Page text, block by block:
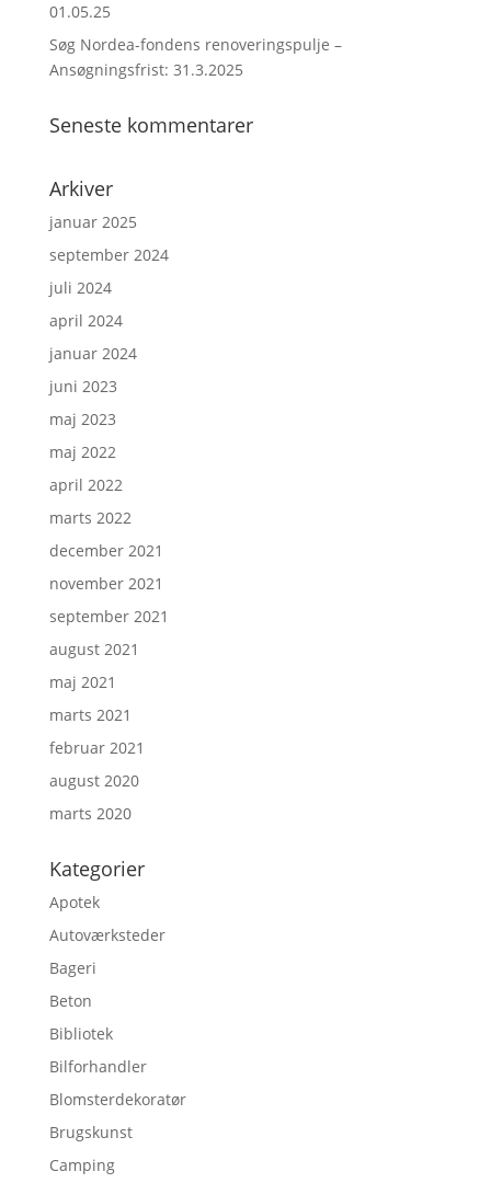
01.05.25
Søg Nordea-fondens renoveringspulje –
Ansøgningsfrist: 31.3.2025
Seneste kommentarer
Arkiver
januar 2025
september 2024
juli 2024
april 2024
januar 2024
juni 2023
maj 2023
maj 2022
april 2022
marts 2022
december 2021
november 2021
september 2021
august 2021
maj 2021
marts 2021
februar 2021
august 2020
marts 2020
Kategorier
Apotek
Autoværksteder
Bageri
Beton
Bibliotek
Bilforhandler
Blomsterdekoratør
Brugskunst
Camping